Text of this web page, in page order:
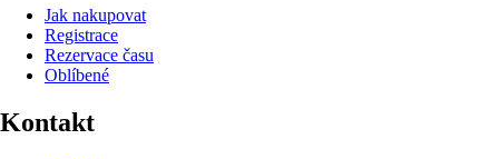
Jak nakupovat
Registrace
Rezervace času
Oblíbené
Kontakt